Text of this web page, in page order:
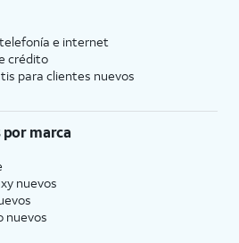
e internet
crédito
para clientes nuevos
marca
nuevos
nuevos